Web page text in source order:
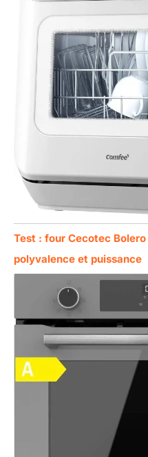
Test : four Cecotec
polyvalence et puissance